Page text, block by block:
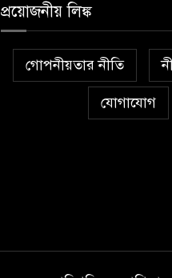
প্রয়োজনীয় লিঙ্ক
গোপনীয়তার নীতি
যোগাযোগ